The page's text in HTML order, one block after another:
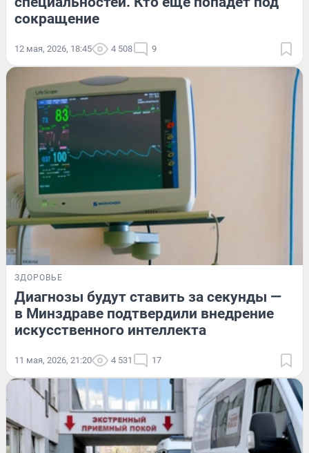
сокращение
12 мая, 2026, 18:45 4 508 9
ЗДОРОВЬЕ
Диагнозы будут ставить за секунды —
в Минздраве подтвердили внедрение
искусственного интеллекта
11 мая, 2026, 21:20 4 531 17